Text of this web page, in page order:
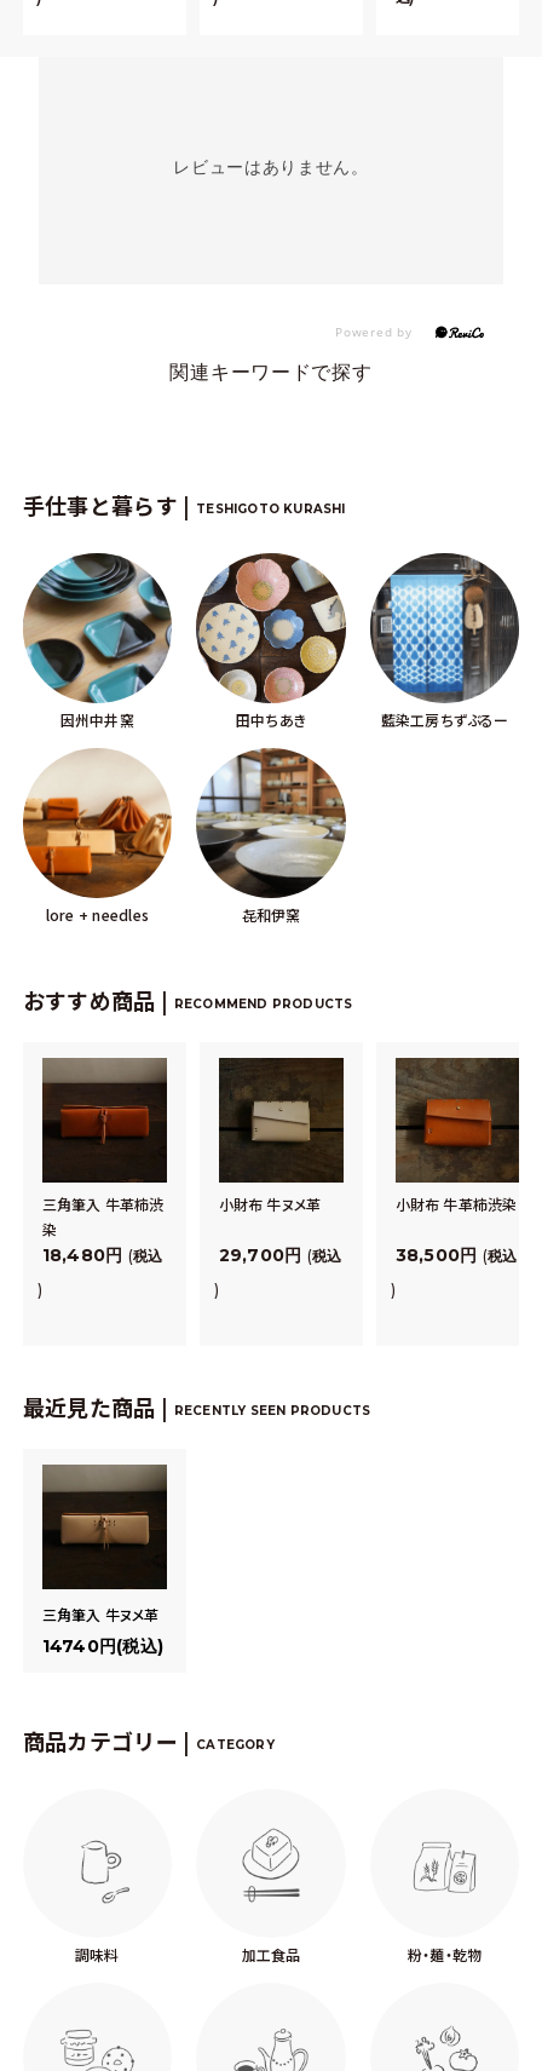
レビューはありません。
関連キーワードで探す
手仕事と暮らす | TESHIGOTO KURASHI
因州中井窯 田中ちあき 藍染工房ちずぶるー
lore + needles 㐂和伊窯
おすすめ商品 | RECOMMEND PRODUCTS
三角筆入 牛革柿渋
染
18,480 税込
小財布 牛ヌメ革
29,700 税込
小財布 牛革柿渋染
38,500 税込
最近見た商品 | RECENTLY SEEN PRODUCTS
三角筆入 牛ヌメ革
14740円(税込)
商品カテゴリー | CATEGORY
調味料 加工食品 粉・麺・乾物